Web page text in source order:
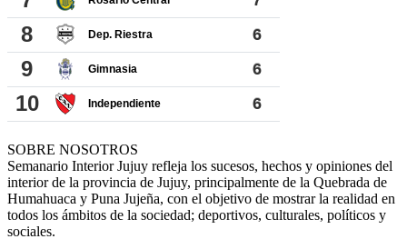
SOBRE NOSOTROS
Semanario Interior Jujuy refleja los sucesos, hechos y opiniones del
interior de la provincia de Jujuy, principalmente de la Quebrada de
Humahuaca y Puna Jujeña, con el objetivo de mostrar la realidad en
todos los ámbitos de la sociedad; deportivos, culturales, políticos y
sociales.